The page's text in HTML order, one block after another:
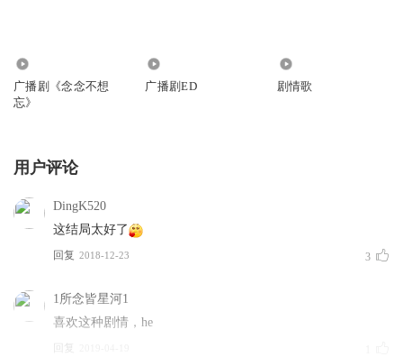
广播剧《念念不想
忘》
广播剧ED 剧情歌
用户评论
DingK520
这结局太好了
回复 2018-12-23 3
1所念皆星河1
喜欢这种剧情，he
回复